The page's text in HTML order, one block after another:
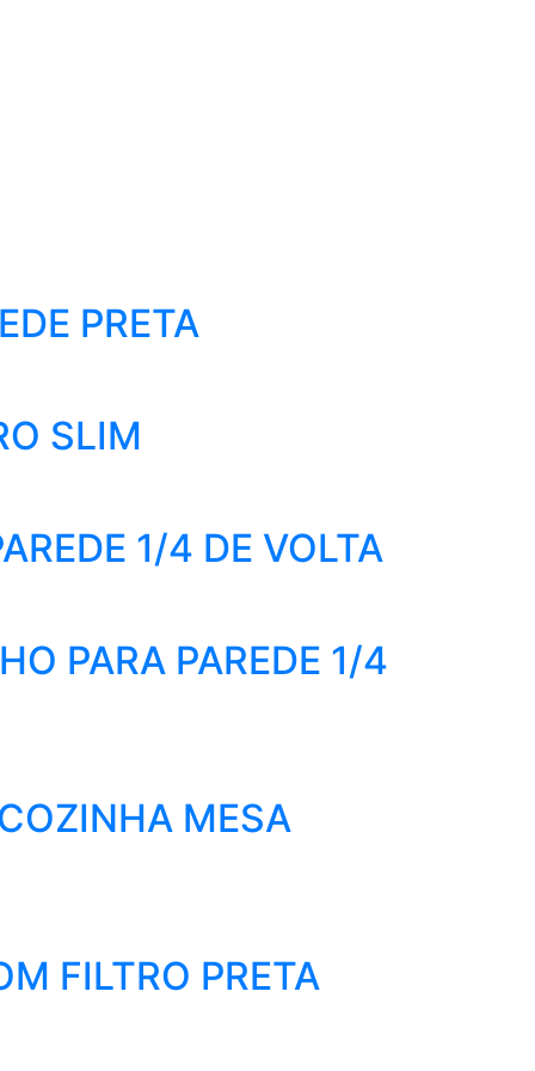
PRETA
SLIM
1/4 DE VOLTA
PARA PAREDE 1/4
MESA
FILTRO PRETA